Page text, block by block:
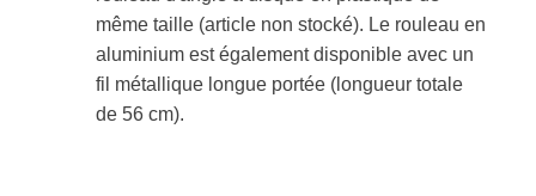
même taille (article non stocké). Le rouleau en
aluminium est également disponible avec un
fil métallique longue portée (longueur totale
de 56 cm).